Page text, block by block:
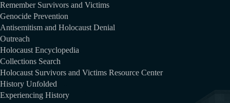
Remember Survivors and Victims
Genocide Prevention
Antisemitism and Holocaust Denial
Outreach
Holocaust Encyclopedia
Collections Search
Holocaust Survivors and Victims Resource Center
History Unfolded
Experiencing History